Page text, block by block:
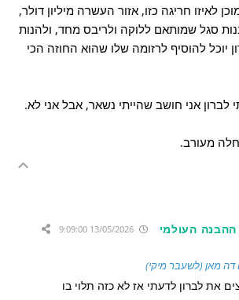
לאיזו חריגה כזו, אזור העשרה מיליון דולר,
סגל שמותאם ללוקה ולריבס מחד, ולהנות
יוכל להוסיף לרזומה שלו שהוא החוזה הכי
לברון אני חושב שהייתי נשאר, אבל אני לא.
מעורב.
ההבנה העולמי 13/05/2026 9:09:00
דה מאן (לשעבר מיקי)
את לברון לדעתי אז לא כזה תלוי בו